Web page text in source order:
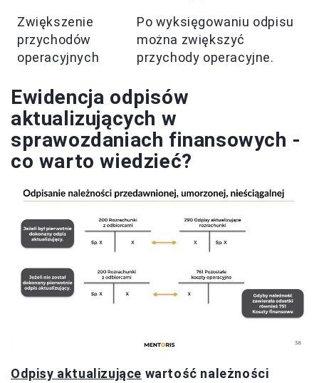
Zwiększenie
przychodów
operacyjnych
Po wyksięgowaniu odpisu
można zwiększyć
przychody operacyjne.
Ewidencja odpisów
aktualizujących w
sprawozdaniach finansowych -
co warto wiedzieć?
Odpisy aktualizujące wartość należności